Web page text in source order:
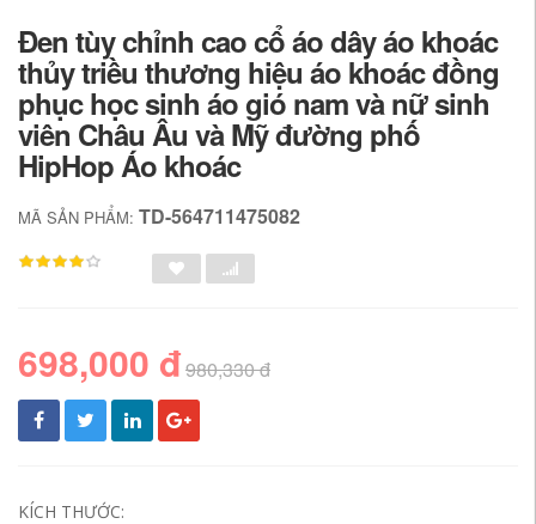
Đen tùy chỉnh cao cổ áo dây áo khoác
thủy triều thương hiệu áo khoác đồng
phục học sinh áo gió nam và nữ sinh
viên Châu Âu và Mỹ đường phố
HipHop Áo khoác
MÃ SẢN PHẨM: TD-564711475082
698,000 đ980,330 đ
KÍCH THƯỚC: